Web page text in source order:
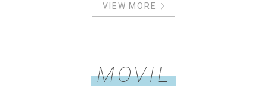
VIEW MORE
MOVIE